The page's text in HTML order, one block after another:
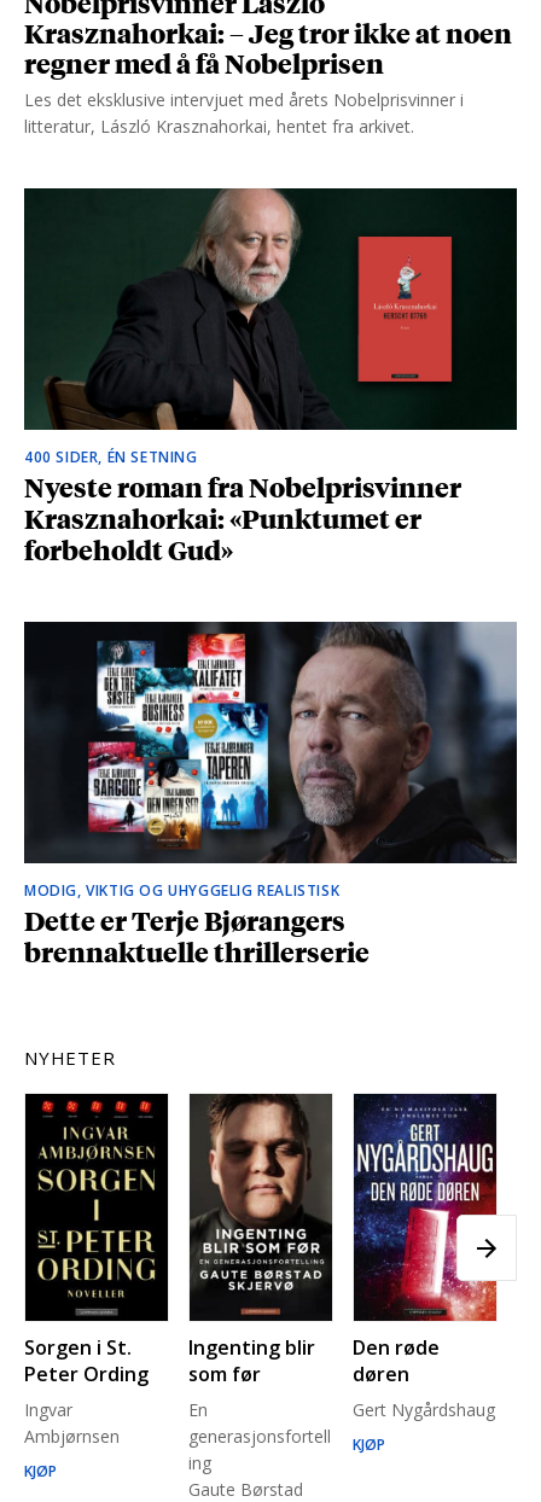
Krasznahorkai: – Jeg tror ikke at noen
regner med å få Nobelprisen
Les det eksklusive intervjuet med årets Nobelprisvinner i
litteratur, László Krasznahorkai, hentet fra arkivet.
400 SIDER, ÉN SETNING
Nyeste roman fra Nobelprisvinner
Krasznahorkai: «Punktumet er
forbeholdt Gud»
MODIG, VIKTIG OG UHYGGELIG REALISTISK
Dette er Terje Bjørangers
brennaktuelle thrillerserie
NYHETER
Sorgen i St.
Peter Ording
Ingvar
Ambjørnsen
KJØP
Ingenting blir
som før
En
generasjonsfortell
ing
Gaute Børstad
Den røde
døren
Gert Nygårdshaug
KJØP